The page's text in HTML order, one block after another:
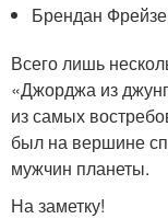
Брендан
Всего лишь
«Джорджа из
из самых
был на вершине
мужчин планеты.
На заметку!